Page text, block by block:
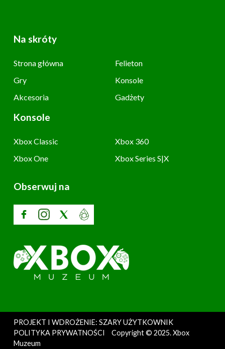
Na skróty
Strona główna
Felieton
Gry
Konsole
Akcesoria
Gadżety
Konsole
Xbox Classic
Xbox 360
Xbox One
Xbox Series S|X
Obserwuj na
PROJEKT I WDROŻENIE: SZARY UŻYTKOWNIK
POLITYKA PRYWATNOŚCI
Copyright © 2025. Xbox
Muzeum